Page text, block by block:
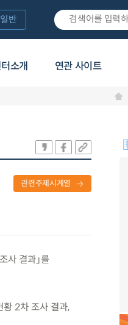
소개 연관 사이트
반
관련주제시계열
사 결과」를
2차 조사 결과,